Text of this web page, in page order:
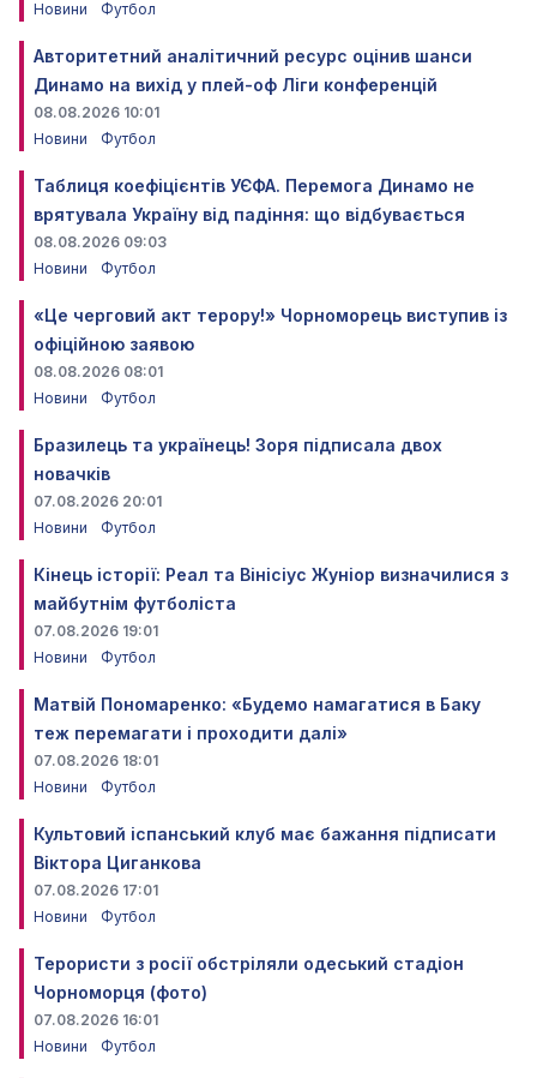
Новини Футбол
Авторитетний аналітичний ресурс оцінив шанси
Динамо на вихід у плей-оф Ліги конференцій
08.08.2026 10:01
Новини
Футбол
Таблиця коефіцієнтів УЄФА. Перемога Динамо не
врятувала Україну від падіння: що відбувається
08.08.2026 09:03
Новини
Футбол
«Це черговий акт терору!» Чорноморець виступив із
офіційною заявою
08.08.2026 08:01
Новини
Футбол
Бразилець та українець! Зоря підписала двох
новачків
07.08.2026 20:01
Новини
Футбол
Кінець історії: Реал та Вінісіус Жуніор визначилися з
майбутнім футболіста
07.08.2026 19:01
Новини
Футбол
Матвій Пономаренко: «Будемо намагатися в Баку
теж перемагати і проходити далі»
07.08.2026 18:01
Новини
Футбол
Культовий іспанський клуб має бажання підписати
Віктора Циганкова
07.08.2026 17:01
Новини
Футбол
Терористи з росії обстріляли одеський стадіон
Чорноморця (фото)
07.08.2026 16:01
Новини
Футбол